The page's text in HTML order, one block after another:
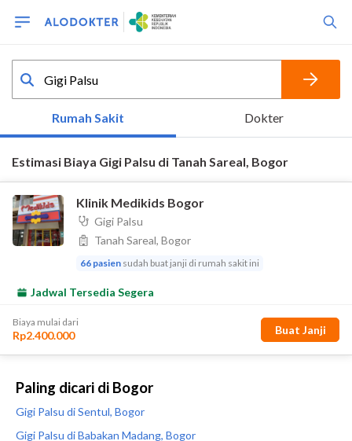
Paling dicari di Bogor
Gigi Palsu di Sentul, Bogor
Gigi Palsu di Babakan Madang, Bogor